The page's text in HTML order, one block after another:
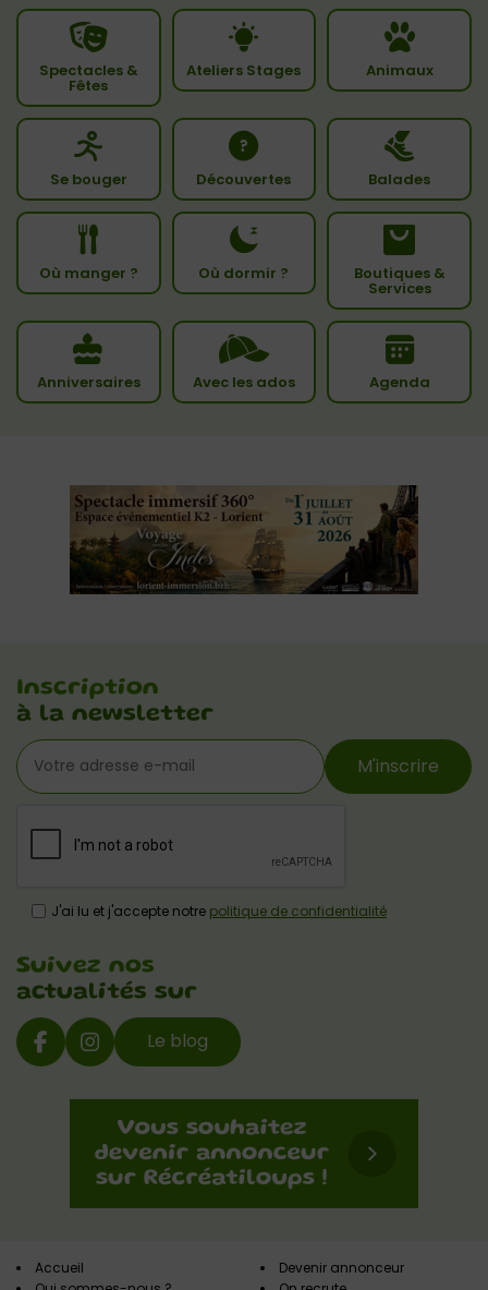
Spectacles &
Fêtes
Ateliers Stages Animaux
Se bouger Découvertes Balades
Où manger ? Où dormir ? Boutiques &
Services
Anniversaires Avec les ados Agenda
Inscription
à la newsletter
M'inscrire
J'ai lu et j'accepte notre politique de confidentialité
Suivez nos
actualités sur
Le blog
Accueil
Devenir annonceur